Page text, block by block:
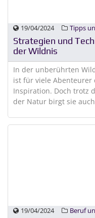
19/04/2024 Tipps
Strategien und
der Wildnis
In der unberührten
ist für viele Abenteurer
Inspiration. Doch trotz
der Natur birgt sie
19/04/2024 Beruf